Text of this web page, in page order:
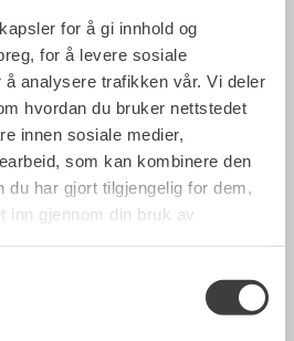
for å gi innhold og
for å levere sosiale
analysere trafikken vår. Vi deler
hvordan du bruker nettstedet
innen sosiale medier,
som kan kombinere den
du har gjort tilgjengelig for dem,
inn gjennom din bruk av
lokalt plassert på